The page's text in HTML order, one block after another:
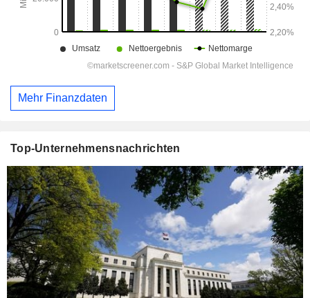
Mehr Finanzdaten
Top-Unternehmensnachrichten